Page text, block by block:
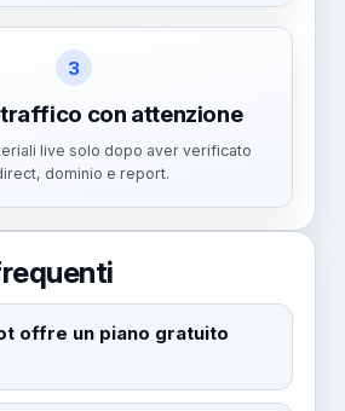
3
con attenzione
live solo dopo aver verificato
dominio e report.
offre un piano gratuito